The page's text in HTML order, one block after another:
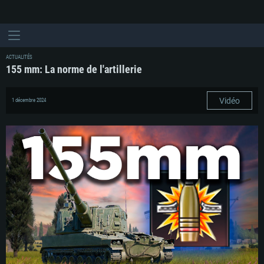
ACTUALITÉS
155 mm: La norme de l'artillerie
1 décembre 2024 Vidéo